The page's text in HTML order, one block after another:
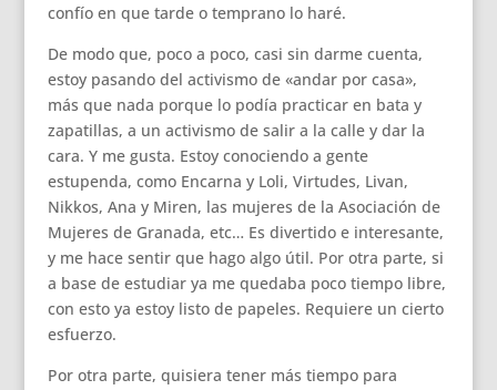
confío en que tarde o temprano lo haré.
De modo que, poco a poco, casi sin darme cuenta,
estoy pasando del activismo de «andar por casa»,
más que nada porque lo podía practicar en bata y
zapatillas, a un activismo de salir a la calle y dar la
cara. Y me gusta. Estoy conociendo a gente
estupenda, como Encarna y Loli, Virtudes, Livan,
Nikkos, Ana y Miren, las mujeres de la Asociación de
Mujeres de Granada, etc… Es divertido e interesante,
y me hace sentir que hago algo útil. Por otra parte, si
a base de estudiar ya me quedaba poco tiempo libre,
con esto ya estoy listo de papeles. Requiere un cierto
esfuerzo.
Por otra parte, quisiera tener más tiempo para